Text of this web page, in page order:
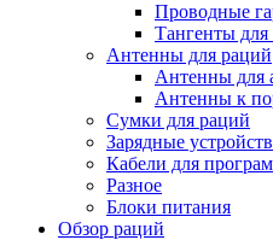
Проводные
Тангенты для
Антенны для раций
Антенны для
Антенны к
Сумки для раций
Зарядные
Кабели для
Разное
Блоки питания
Обзор раций